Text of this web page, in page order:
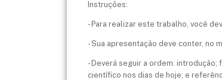
Instruções:
- Para realizar este trabalho, você
- Sua apresentação deve conter, no
- Deverá seguir a ordem:
científico nos dias de hoje; e